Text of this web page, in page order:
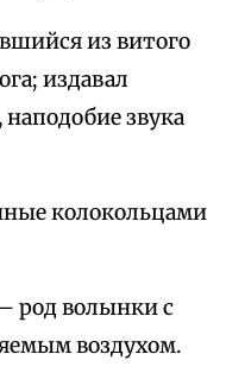
из витого
издавал
звука
колокольцами
род волынки с
воздухом.